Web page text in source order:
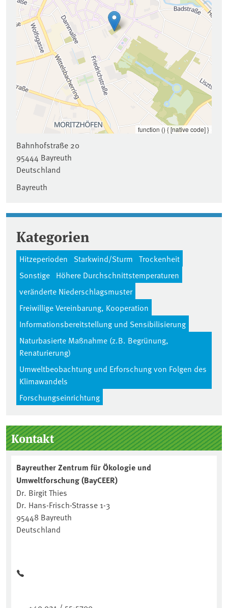
function () { [native code] }
Bahnhofstraße 20
95444 Bayreuth
Deutschland
Bayreuth
Kategorien
Hitzeperioden Starkwind/Sturm Trockenheit
Sonstige Höhere Durchschnittstemperaturen
veränderte Niederschlagsmuster
Freiwillige Vereinbarung, Kooperation
Informationsbereitstellung und Sensibilisierung
Naturbasierte Maßnahme (z.B. Begrünung,
Renaturierung)
Umweltbeobachtung und Erforschung von Folgen des
Klimawandels
Forschungseinrichtung
Seitenleiste
Kontakt
Bayreuther Zentrum für Ökologie und
Umweltforschung (BayCEER)
Dr. Birgit Thies
Dr. Hans-Frisch-Strasse 1-3
95448 Bayreuth
Deutschland